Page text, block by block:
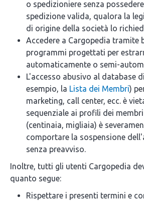
o spedizioniere senza
spedizione valida, qualora la
di origine della società lo
Accedere a Cargopedia tramite
programmi progettati per
automaticamente o semi-
L'accesso abusivo al database
esempio, la Lista dei Membri)
marketing, call center, ecc. è
sequenziale ai profili dei
(centinaia, migliaia) è
comportare la sospensione
senza preavviso.
Inoltre, tutti gli utenti Cargopedia
quanto segue:
Rispettare i presenti termini e